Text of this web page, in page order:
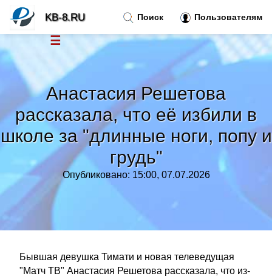
Анастасия Решетова
рассказала, что её избили в
школе за "длинные ноги, попу и
грудь"
Опубликовано: 15:00, 07.07.2026
Бывшая девушка Тимати и новая телеведущая
"Матч ТВ" Анастасия Решетова рассказала, что из-
Поиск Пользователям
KB-8.RU
☰
Тренды новостей»
Рубрики»
Правила »